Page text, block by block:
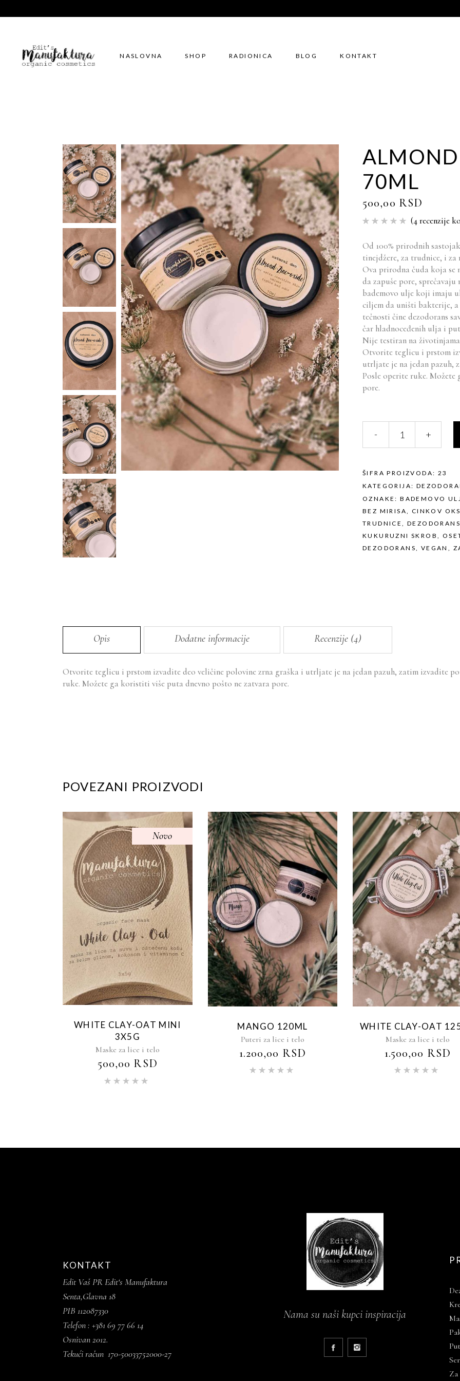
NASLOVNA SHOP RADIONICA BLOG KONTAKT
70ML
500,00 RSD
Ocenjeno
osnovu
4
kupca
(4recenzije
Od 100% prirodnih
tinejdžere, za trudnice, i za
Ova prirodna čuda koja se
da zapuše pore,
bademovo ulje koji imaju
ciljem da uništi bakterije,
tečnosti čine dezodorans
čar hladnoceđenih ulja i
Nije testiran na
Otvorite teglicu i prstom
utrljate je na jedan pazuh,
Posle operite ruke.
pore.
Zinc-
oxide
quantity
- +
ŠIFRA PROIZVODA: 23
KATEGORIJA:
OZNAKE:BADEMOVO
BEZ MIRISA, CINKOV
TRUDNICE,
KUKURUZNI SKROB ,
DEZODORANS, VEGAN ,
Opis Dodatne informacije Recenzije (4)
Otvorite teglicu i prstom izvadite deo veličine polovine zrna graška i utrljate je na jedan pazuh, zatim izvadite
ruke. Možete ga koristiti više puta dnevno pošto ne zatvara pore.
POVEZANI PROIZVODI
Novo
WHITE CLAY-OAT MINI
3X5G
Maske za lice i telo
500,00 RSD
MANGO 120ML
Puteri za lice i telo
1.200,00 RSD
WHITE CLAY-OAT
Maske za lice i telo
1.500,00 RSD
KONTAKT
Edit Vaš PR Edit‘s Manufaktura
Senta,Glavna 18
PIB 112087330
Telefon : +381 69 77 66 14
Osnivan 2012.
Tekući račun 170-50033752000-27
Nama su naši kupci inspiracija
Za